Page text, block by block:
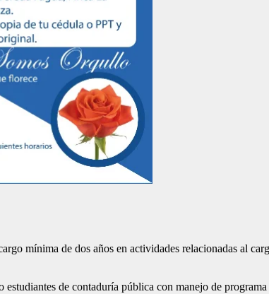
mínima de dos años en actividades relacionadas al
de contaduría pública con manejo de